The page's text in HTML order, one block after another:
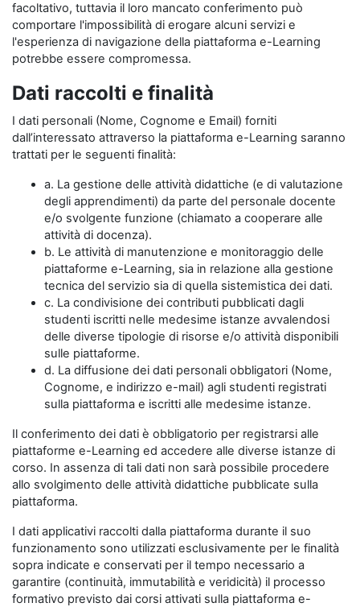
facoltativo, tuttavia il loro mancato conferimento può
comportare l'impossibilità di erogare alcuni servizi e
l'esperienza di navigazione della piattaforma e-Learning
potrebbe essere compromessa.
Dati raccolti e finalità
I dati personali (Nome, Cognome e Email) forniti
dall’interessato attraverso la piattaforma e-Learning saranno
trattati per le seguenti finalità:
a. La gestione delle attività didattiche (e di valutazione
degli apprendimenti) da parte del personale docente
e/o svolgente funzione (chiamato a cooperare alle
attività di docenza).
b. Le attività di manutenzione e monitoraggio delle
piattaforme e-Learning, sia in relazione alla gestione
tecnica del servizio sia di quella sistemistica dei dati.
c. La condivisione dei contributi pubblicati dagli
studenti iscritti nelle medesime istanze avvalendosi
delle diverse tipologie di risorse e/o attività disponibili
sulle piattaforme.
d. La diffusione dei dati personali obbligatori (Nome,
Cognome, e indirizzo e-mail) agli studenti registrati
sulla piattaforma e iscritti alle medesime istanze.
Il conferimento dei dati è obbligatorio per registrarsi alle
piattaforme e-Learning ed accedere alle diverse istanze di
corso. In assenza di tali dati non sarà possibile procedere
allo svolgimento delle attività didattiche pubblicate sulla
piattaforma.
I dati applicativi raccolti dalla piattaforma durante il suo
funzionamento sono utilizzati esclusivamente per le finalità
sopra indicate e conservati per il tempo necessario a
garantire (continuità, immutabilità e veridicità) il processo
formativo previsto dai corsi attivati sulla piattaforma e-